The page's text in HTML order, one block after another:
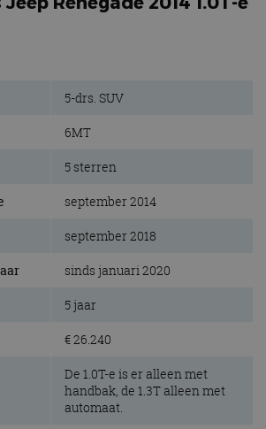
5-drs. SUV
6MT
5 sterren
september 2014
september 2018
sinds januari 2020
5 jaar
€ 26.240
De 1.0T-e is er alleen met
handbak, de 1.3T alleen met
automaat.